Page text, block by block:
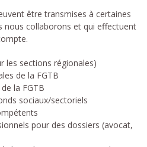
être transmises à certaines
nous collaborons et qui effectuent
les sections régionales)
de la FGTB
la FGTB
sociaux/sectoriels
pour des dossiers (avocat,